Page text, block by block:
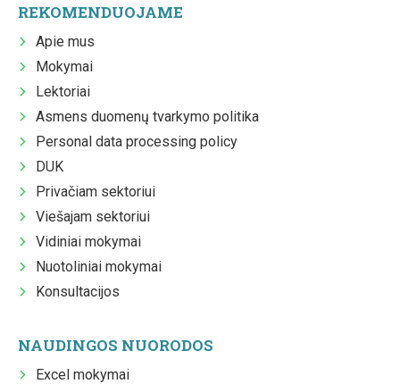
REKOMENDUOJAME
Apie mus
Mokymai
Lektoriai
Asmens duomenų tvarkymo politika
Personal data processing policy
DUK
Privačiam sektoriui
Viešajam sektoriui
Vidiniai mokymai
Nuotoliniai mokymai
Konsultacijos
NAUDINGOS NUORODOS
Excel mokymai